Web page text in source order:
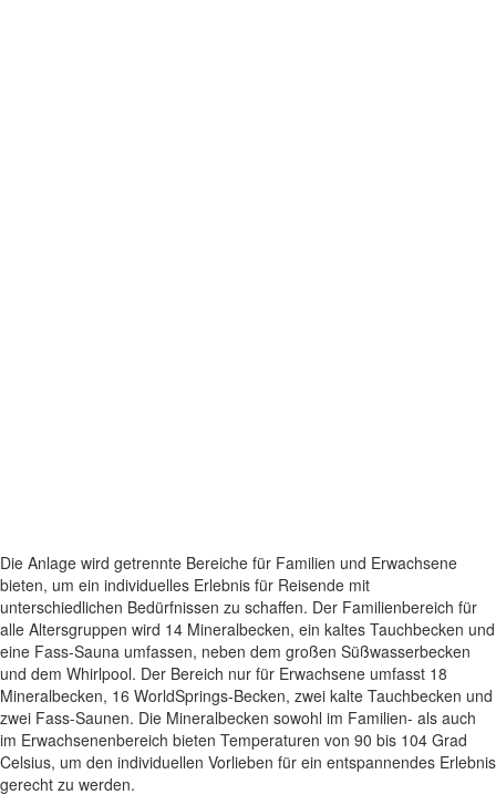
Die Anlage wird getrennte Bereiche für Familien und Erwachsene
bieten, um ein individuelles Erlebnis für Reisende mit
unterschiedlichen Bedürfnissen zu schaffen. Der Familienbereich für
alle Altersgruppen wird 14 Mineralbecken, ein kaltes Tauchbecken und
eine Fass-Sauna umfassen, neben dem großen Süßwasserbecken
und dem Whirlpool. Der Bereich nur für Erwachsene umfasst 18
Mineralbecken, 16 WorldSprings-Becken, zwei kalte Tauchbecken und
zwei Fass-Saunen. Die Mineralbecken sowohl im Familien- als auch
im Erwachsenenbereich bieten Temperaturen von 90 bis 104 Grad
Celsius, um den individuellen Vorlieben für ein entspannendes Erlebnis
gerecht zu werden.